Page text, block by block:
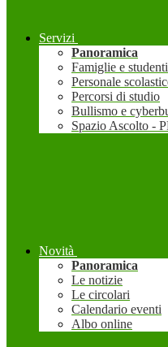
Servizi
Panoramica
Famiglie e studenti
Personale
Percorsi di studio
Bullismo e
Spazio Ascolto -
Novità
Panoramica
Le notizie
Le circolari
Calendario eventi
Albo online